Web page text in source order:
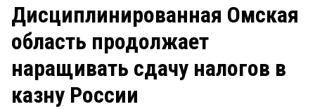
ЗАКОН
НОВОСТИ КОМПАНИЙ
ПРОИСШЕСТВИЯ
Рейтинги
Блоги
Архив
Дисциплинированная Омская
область продолжает
наращивать сдачу налогов в
казну России